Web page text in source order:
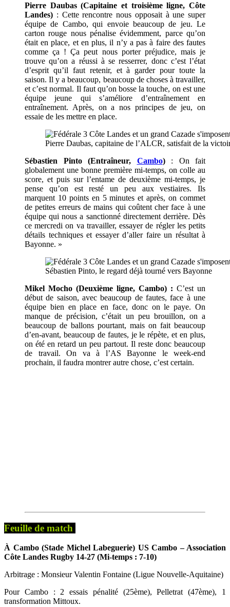
Pierre Daubas (Capitaine et troisième ligne, Côte
Landes) : Cette rencontre nous opposait à une super
équipe de Cambo, qui envoie beaucoup de jeu. Le
carton rouge nous pénalise évidemment, parce qu’on
était en place, et en plus, il n’y a pas à faire des fautes
comme ça ! Ça peut nous porter préjudice, mais je
trouve qu’on a réussi à se resserrer, donc c’est l’état
d’esprit qu’il faut retenir, et à garder pour toute la
saison. Il y a beaucoup, beaucoup de choses à travailler,
et c’est normal. Il faut qu’on bosse la touche, on est une
équipe jeune qui s’améliore d’entraînement en
entraînement. Après, on a nos principes de jeu, on
essaie de les mettre en place.
Pierre Daubas, capitaine de l’ALCR, satisfait de la
Sébastien Pinto (Entraîneur, Cambo): On fait
globalement une bonne première mi-temps, on colle au
score, et puis sur l’entame de deuxième mi-temps, je
pense qu’on est resté un peu aux vestiaires. Ils
marquent 10 points en 5 minutes et après, on commet
de petites erreurs de mains qui coûtent cher face à une
équipe qui nous a sanctionné directement derrière. Dès
ce mercredi on va travailler, essayer de régler les petits
détails techniques et essayer d’aller faire un résultat à
Bayonne. »
Sébastien Pinto, le regard déjà tourné vers Bayonne
Mikel Mocho (Deuxième ligne, Cambo) : C’est un
début de saison, avec beaucoup de fautes, face à une
équipe bien en place en face, donc on le paye. On
manque de précision, c’était un peu brouillon, on a
beaucoup de ballons pourtant, mais on fait beaucoup
d’en-avant, beaucoup de fautes, je le répète, et en plus,
on été en retard un peu partout. Il reste donc beaucoup
de travail. On va à l’AS Bayonne le week-end
prochain, il faudra montrer autre chose, c’est certain.
Feuille de match
À Cambo (Stade Michel Labeguerie) US Cambo – Association
Côte Landes Rugby 14-27 (Mi-temps : 7-10)
Arbitrage : Monsieur Valentin Fontaine (Ligue Nouvelle-Aquitaine)
Pour Cambo : 2 essais pénalité (25ème), Pelletrat (47ème), 1
transformation Mittoux.